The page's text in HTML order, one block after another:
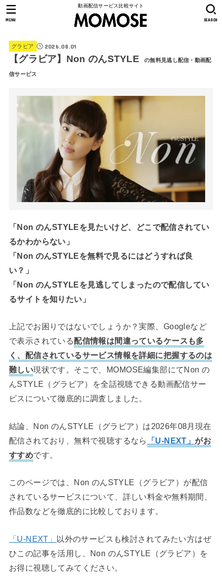
動画配信サービス比較サイト
SEARCH
MENU
グラビア 2026.08.01
【グラビア】Non のんSTYLE の無料見逃し配信・動画配
信サービス
「Non のんSTYLEを見たいけど、どこで配信されてい
るかわからない」
「Non のんSTYLEを無料で見るにはどうすれば良
い？」
「Non のんSTYLEを見逃してしまったので配信してい
るサイトを知りたい」
上記でお困りではないでしょうか？実際、Googleなど
で表示されている配信情報は間違っているケースも多
く、配信されているサービス情報を詳細に把握するのは
難しい現状です。そこで、MOMOSE編集部にてNon の
んSTYLE（グラビア）を全話視聴できる動画配信サー
ビスについて徹底的に調査しました。
結論、Non のんSTYLE（グラビア）は2026年08月現在
配信されており、無料で視聴するなら
「U-NEXT」がお
すすめです。
このページでは、Non のんSTYLE（グラビア）が配信
されているサービスについて、詳しい料金や無料期間、
作品数などを徹底的に比較しております。
「U-NEXT」 以外のサービスも検討されてみたい方はぜ
ひこの記事を活用し、Non のんSTYLE（グラビア）を
お得に視聴してみてください。